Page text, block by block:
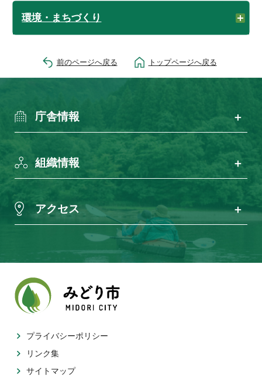
環境・まちづくり
前のページへ戻る トップページへ戻る
庁舎情報
組織情報
アクセス
プライバシーポリシー
リンク集
サイトマップ